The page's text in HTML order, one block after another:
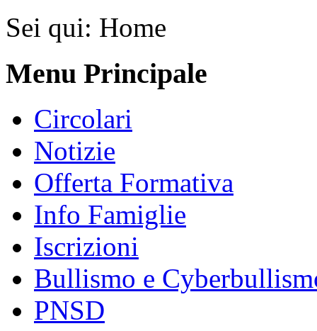
Sei qui: Home
Menu Principale
Circolari
Notizie
Offerta Formativa
Info Famiglie
Iscrizioni
Bullismo e
PNSD